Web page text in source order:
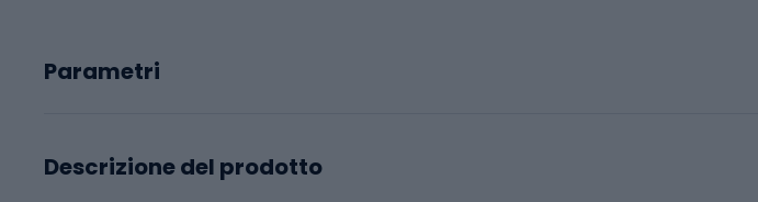
Parametri
Descrizione del prodotto